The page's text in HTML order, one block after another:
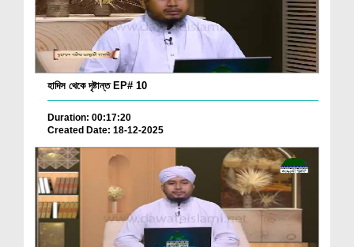
হাদিস থেকে দৃষ্টান্ত EP# 10
Duration: 00:17:20
Created Date: 18-12-2025